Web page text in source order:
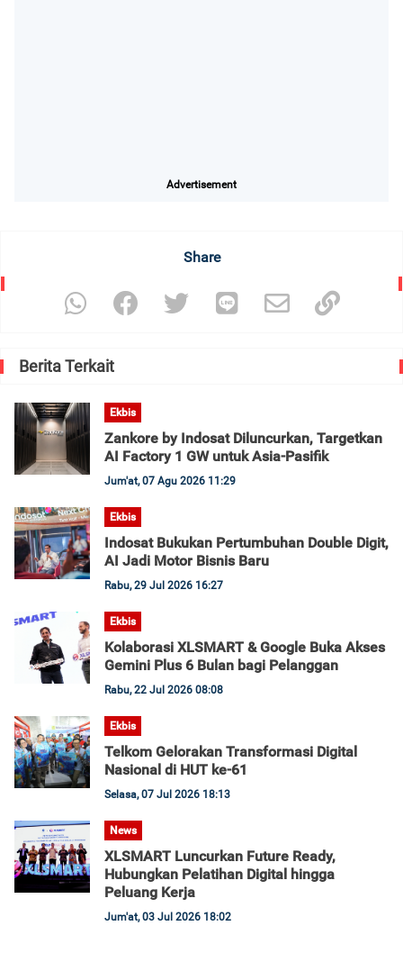
Advertisement
Share
Berita Terkait
Ekbis
Zankore by Indosat Diluncurkan, Targetkan
AI Factory 1 GW untuk Asia-Pasifik
Jum'at, 07 Agu 2026 11:29
Ekbis
Indosat Bukukan Pertumbuhan Double Digit,
AI Jadi Motor Bisnis Baru
Rabu, 29 Jul 2026 16:27
Ekbis
Kolaborasi XLSMART & Google Buka Akses
Gemini Plus 6 Bulan bagi Pelanggan
Rabu, 22 Jul 2026 08:08
Ekbis
Telkom Gelorakan Transformasi Digital
Nasional di HUT ke-61
Selasa, 07 Jul 2026 18:13
News
XLSMART Luncurkan Future Ready,
Hubungkan Pelatihan Digital hingga
Peluang Kerja
Jum'at, 03 Jul 2026 18:02